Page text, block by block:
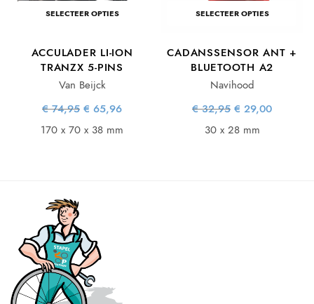
SELECTEER OPTIES
ACCULADER LI-ION
TRANZX 5-PINS
Van Beijck
€74,95 Oorspronkelijke
prijs was:
€ 74,95.
€ 65,96
€ 65,96.
170 x 70 x 38 mm
SELECTEER OPTIES
CADANSSENSOR ANT +
BLUETOOTH A2
Navihood
€32,95 Oorspronkelijke
prijs was:
€ 32,95.
€ 29,00
30 x 28 mm